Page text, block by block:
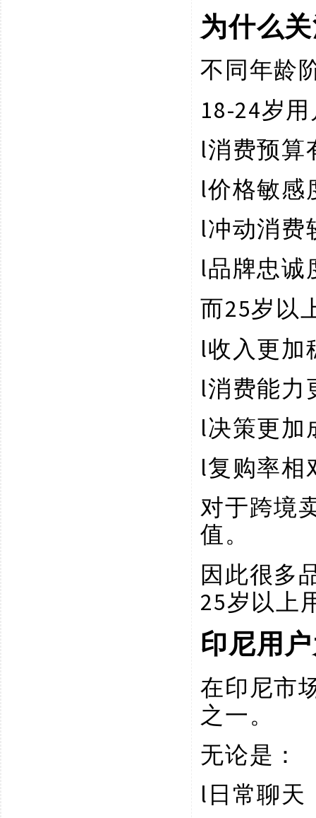
为什么
不同年龄
18-24岁
l消费预算
l价格敏感
l冲动消费
l品牌忠诚
而25岁以
l收入更加
l消费能力
l决策更加
l复购率相
对于跨境
值。
因此很多
25岁以上
印尼用
在印尼市
之一。
无论是：
l日常聊天